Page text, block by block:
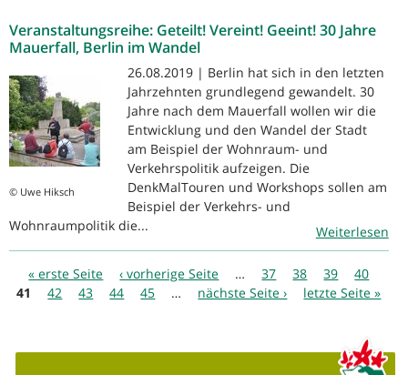
Veranstaltungsreihe: Geteilt! Vereint! Geeint! 30 Jahre
Mauerfall, Berlin im Wandel
© Uwe Hiksch
26.08.2019 | Berlin hat sich in den letzten
Jahrzehnten grundlegend gewandelt. 30
Jahre nach dem Mauerfall wollen wir die
Entwicklung und den Wandel der Stadt
am Beispiel der Wohnraum- und
Verkehrspolitik aufzeigen. Die
DenkMalTouren und Workshops sollen am
Beispiel der Verkehrs- und
Wohnraumpolitik die...
Weiterlesen
Seiten
« erste Seite ‹ vorherige Seite … 37 38 39
40
41
42 43 44 45 … nächste Seite › letzte Seite »